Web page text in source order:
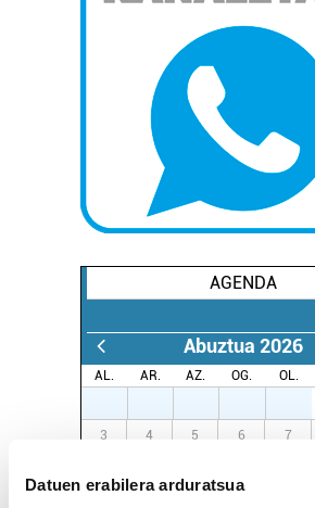
Datuen erabilera arduratsua
AGENDA
Abuztua 2026
AL. AR. AZ. OG. OL.
3 4 5 6 7